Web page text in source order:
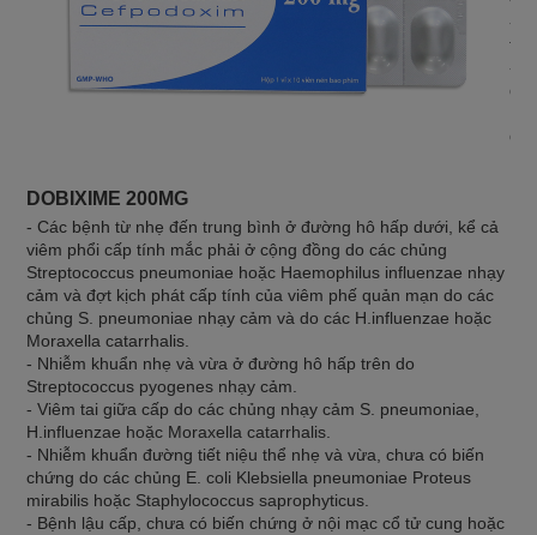
DOBIXIME 200MG
- Các bệnh từ nhẹ đến trung bình ở đường hô hấp dưới, kể cả
viêm phổi cấp tính mắc phải ở cộng đồng do các chủng
Streptococcus pneumoniae hoặc Haemophilus influenzae nhạy
cảm và đợt kịch phát cấp tính của viêm phế quản mạn do các
chủng S. pneumoniae nhạy cảm và do các H.influenzae hoặc
Moraxella catarrhalis.
- Nhiễm khuẩn nhẹ và vừa ở đường hô hấp trên do
Streptococcus pyogenes nhạy cảm.
- Viêm tai giữa cấp do các chủng nhạy cảm S. pneumoniae,
H.influenzae hoặc Moraxella catarrhalis.
- Nhiễm khuẩn đường tiết niệu thể nhẹ và vừa, chưa có biến
chứng do các chủng E. coli Klebsiella pneumoniae Proteus
mirabilis hoặc Staphylococcus saprophyticus.
- Bệnh lậu cấp, chưa có biến chứng ở nội mạc cổ tử cung hoặc
-
-
địa